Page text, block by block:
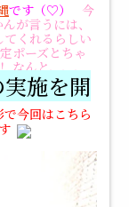
です（♡）
今
んが言うには、
くれるらしい
ポーズとちゃ
なんと、、、
施を開
今回はこちら